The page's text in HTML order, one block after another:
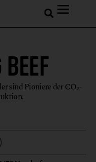
sind Pioniere der CO₂-